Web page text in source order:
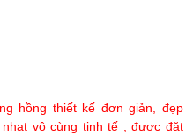
hồng thiết kế đơn giản, đẹp
vô cùng tinh tế , được đặt